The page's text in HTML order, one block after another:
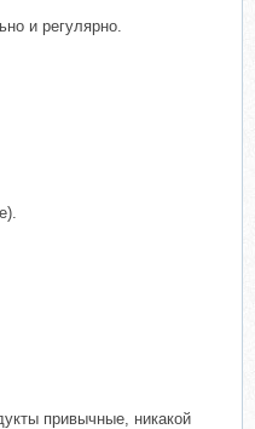
и регулярно.
привычные, никакой